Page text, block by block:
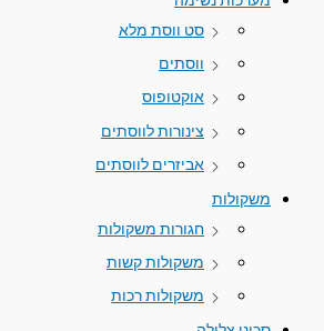
סט ווסת מלא
ווסתים
אוקטופוס
צינורות לווסתים
אביזרים לווסתים
משקולות
חגורות משקולות
משקולות קשות
משקולות רכות